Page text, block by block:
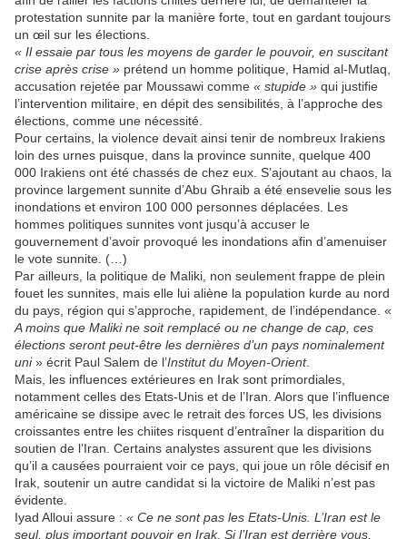
protestation sunnite par la manière forte, tout en gardant toujours
un œil sur les élections.
« Il essaie par tous les moyens de garder le pouvoir, en suscitant
crise après crise » prétend un homme politique, Hamid al-Mutlaq,
accusation rejetée par Moussawi comme « stupide » qui justifie
l’intervention militaire, en dépit des sensibilités, à l’approche des
élections, comme une nécessité.
Pour certains, la violence devait ainsi tenir de nombreux Irakiens
loin des urnes puisque, dans la province sunnite, quelque 400
000 Irakiens ont été chassés de chez eux. S’ajoutant au chaos, la
province largement sunnite d’Abu Ghraib a été ensevelie sous les
inondations et environ 100 000 personnes déplacées. Les
hommes politiques sunnites vont jusqu’à accuser le
gouvernement d’avoir provoqué les inondations afin d’amenuiser
le vote sunnite. (…)
Par ailleurs, la politique de Maliki, non seulement frappe de plein
fouet les sunnites, mais elle lui aliène la population kurde au nord
du pays, région qui s’approche, rapidement, de l’indépendance. «
A moins que Maliki ne soit remplacé ou ne change de cap, ces
élections seront peut-être les dernières d’un pays nominalement
uni» écrit Paul Salem de l’Institut du Moyen-Orient.
Mais, les influences extérieures en Irak sont primordiales,
notamment celles des Etats-Unis et de l’Iran. Alors que l’influence
américaine se dissipe avec le retrait des forces US, les divisions
croissantes entre les chiites risquent d’entraîner la disparition du
soutien de l’Iran. Certains analystes assurent que les divisions
qu’il a causées pourraient voir ce pays, qui joue un rôle décisif en
Irak, soutenir un autre candidat si la victoire de Maliki n’est pas
évidente.
Iyad Alloui assure : « Ce ne sont pas les Etats-Unis. L’Iran est le
seul, plus important pouvoir en Irak. Si l’Iran est derrière vous,